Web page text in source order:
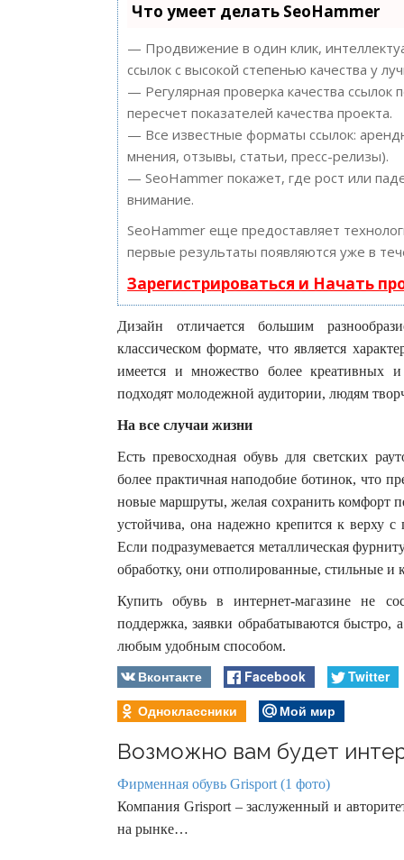
Что умеет делать SeoHammer
— Продвижение в один клик,
ссылок с высокой степенью качества у
— Регулярная проверка качества
пересчет показателей качества проекта.
— Все известные форматы ссылок:
мнения, отзывы, статьи, пресс-релизы).
— SeoHammer покажет, где рост или
внимание.
SeoHammer еще предоставляет
первые результаты появляются уже в
Зарегистрироваться и Начать
Дизайн отличается большим
классическом формате, что является
имеется и множество более креативных
подходят молодежной аудитории, людям
На все случаи жизни
Есть превосходная обувь для светских
более практичная наподобие ботинок, что
новые маршруты, желая сохранить комфорт
устойчива, она надежно крепится к верху
Если подразумевается металлическая
обработку, они отполированные, стильные и
Купить обувь в интернет-магазине не
поддержка, заявки обрабатываются быстро,
любым удобным способом.
Вконтакте Facebook
Twitter
Одноклассники
Мой мир
Возможно вам будет
Фирменная обувь Grisport (1 фото)
Компания Grisport – заслуженный и
на рынке…